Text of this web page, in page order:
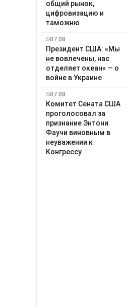
общий рынок,
цифровизацию и
таможню
07.08
Президент США: «Мы
не вовлечены, нас
отделяет океан» — о
войне в Украине
07.08
Комитет Сената США
проголосовал за
признание Энтони
Фаучи виновным в
неуважении к
Конгрессу